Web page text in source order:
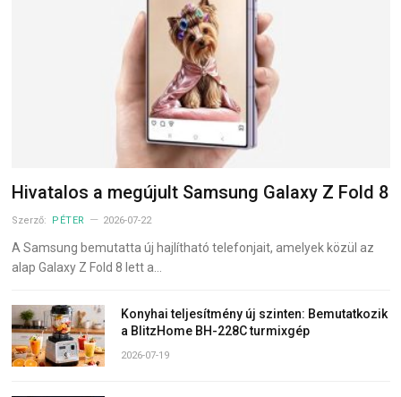
Hivatalos a megújult Samsung Galaxy Z Fold 8
Szerző: PÉTER 2026-07-22
A Samsung bemutatta új hajlítható telefonjait, amelyek közül az
alap Galaxy Z Fold 8 lett a…
Konyhai teljesítmény új szinten: Bemutatkozik
a BlitzHome BH-228C turmixgép
2026-07-19